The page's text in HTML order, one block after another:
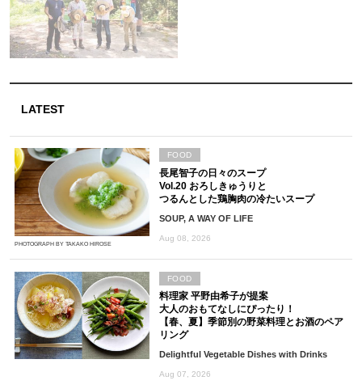
LATEST
PHOTOGRAPH BY TAKAKO HIROSE
長尾智子の日々のスープ
Vol.20 おろしきゅうりと
つるんとした鶏胸肉の冷たいスープ
SOUP, A WAY OF LIFE
Aug 08, 2026
FOOD
料理家 平野由希子が提案
大人のおもてなしにぴったり！
【春、夏】季節別の野菜料理とお酒のペア
リング
Delightful Vegetable Dishes with Drinks
Aug 07, 2026
FOOD